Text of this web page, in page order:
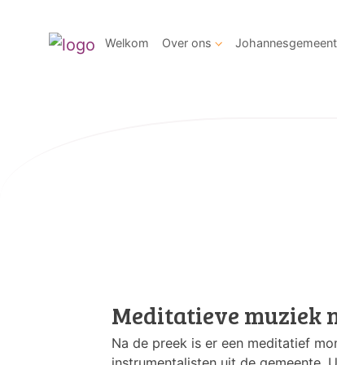
Welkom Over ons
Meditatieve muziek
Na de preek is er een meditatief